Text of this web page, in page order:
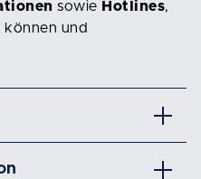
sowie Hotlines,
können und